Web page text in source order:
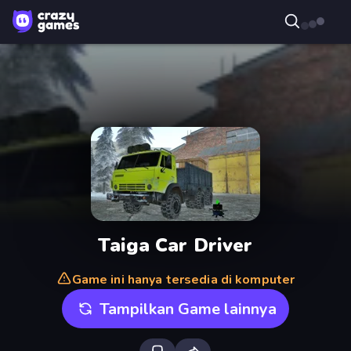
Taiga Car Driver
Game ini hanya tersedia di komputer
Tampilkan Game lainnya